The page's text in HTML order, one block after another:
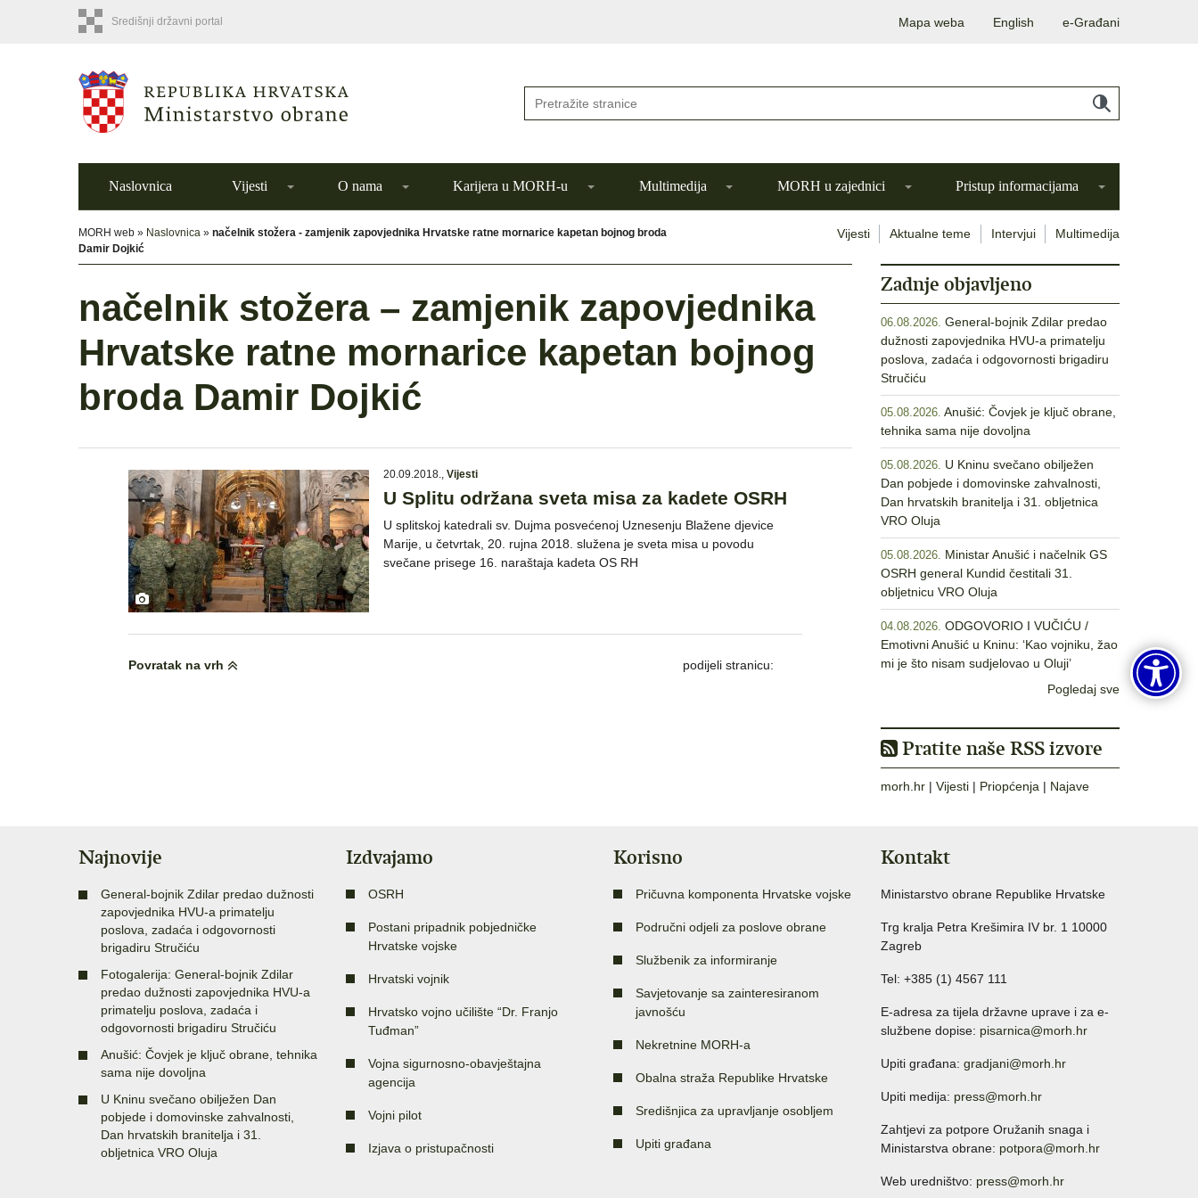
Središnji državni portal Mapa weba English e-Građani
Naslovnica Vijesti O nama Karijera u MORH-u Multimedija MORH u zajednici Pristup informacijama
MORH web » Naslovnica » načelnik stožera - zamjenik zapovjednika Hrvatske ratne mornarice kapetan bojnog broda
Damir Dojkić
Vijesti Aktualne teme Intervjui Multimedija
načelnik stožera – zamjenik zapovjednika
Hrvatske ratne mornarice kapetan bojnog
broda Damir Dojkić
20.09.2018., Vijesti
U Splitu održana sveta misa za kadete OSRH
U splitskoj katedrali sv. Dujma posvećenoj Uznesenju Blažene djevice
Marije, u četvrtak, 20. rujna 2018. služena je sveta misa u povodu
svečane prisege 16. naraštaja kadeta OS RH
Povratak na vrh podijeli stranicu:
Zadnje objavljeno
06.08.2026. General-bojnik Zdilar predao
dužnosti zapovjednika HVU-a primatelju
poslova, zadaća i odgovornosti brigadiru
Stručiću
05.08.2026. Anušić: Čovjek je ključ obrane,
tehnika sama nije dovoljna
05.08.2026. U Kninu svečano obilježen
Dan pobjede i domovinske zahvalnosti,
Dan hrvatskih branitelja i 31. obljetnica
VRO Oluja
05.08.2026. Ministar Anušić i načelnik GS
OSRH general Kundid čestitali 31.
obljetnicu VRO Oluja
04.08.2026. ODGOVORIO I VUČIĆU /
Emotivni Anušić u Kninu: ‘Kao vojniku, žao
mi je što nisam sudjelovao u Oluji’
Pogledaj sve
Pratite naše RSS izvore
morh.hr | Vijesti | Priopćenja | Najave
Najnovije
General-bojnik Zdilar predao dužnosti
zapovjednika HVU-a primatelju
poslova, zadaća i odgovornosti
brigadiru Stručiću
Fotogalerija: General-bojnik Zdilar
predao dužnosti zapovjednika HVU-a
primatelju poslova, zadaća i
odgovornosti brigadiru Stručiću
Anušić: Čovjek je ključ obrane, tehnika
sama nije dovoljna
U Kninu svečano obilježen Dan
pobjede i domovinske zahvalnosti,
Dan hrvatskih branitelja i 31.
obljetnica VRO Oluja
Izdvajamo
OSRH
Postani pripadnik pobjedničke
Hrvatske vojske
Hrvatski vojnik
Hrvatsko vojno učilište “Dr. Franjo
Tuđman”
Vojna sigurnosno-obavještajna
agencija
Vojni pilot
Izjava o pristupačnosti
Korisno
Pričuvna komponenta Hrvatske vojske
Područni odjeli za poslove obrane
Službenik za informiranje
Savjetovanje sa zainteresiranom
javnošću
Nekretnine MORH-a
Obalna straža Republike Hrvatske
Središnjica za upravljanje osobljem
Upiti građana
Kontakt
Ministarstvo obrane Republike Hrvatske
Trg kralja Petra Krešimira IV br. 1 10000
Zagreb
Tel: +385 (1) 4567 111
E-adresa za tijela državne uprave i za e-
službene dopise: pisarnica@morh.hr
Upiti građana: gradjani@morh.hr
Upiti medija: press@morh.hr
Zahtjevi za potpore Oružanih snaga i
Ministarstva obrane: potpora@morh.hr
Web uredništvo: press@morh.hr